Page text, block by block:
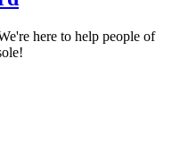
here to help people of